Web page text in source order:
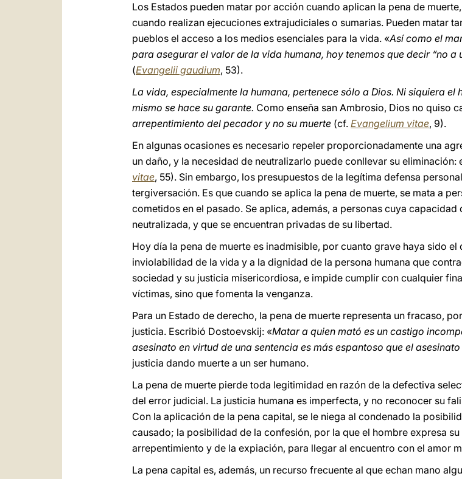
Los Estados pueden matar por acción cuando aplican la pena de
cuando realizan ejecuciones extrajudiciales o sumarias. Pueden matar
pueblos el acceso a los medios esenciales para la vida. «Así como el
para asegurar el valor de la vida humana, hoy tenemos que decir “no
(Evangelii gaudium, 53).
La vida, especialmente la humana, pertenece sólo a Dios. Ni siquiera
mismo se hace su garante. Como enseña san Ambrosio, Dios no quiso
arrepentimiento del pecador y no su muerte (cf. Evangelium vitae, 9).
En algunas ocasiones es necesario repeler proporcionadamente una
un daño, y la necesidad de neutralizarlo puede conllevar su eliminación:
vitae, 55). Sin embargo, los presupuestos de la legítima defensa
tergiversación. Es que cuando se aplica la pena de muerte, se mata a
cometidos en el pasado. Se aplica, además, a personas cuya
neutralizada, y que se encuentran privadas de su libertad.
Hoy día la pena de muerte es inadmisible, por cuanto grave haya sido
inviolabilidad de la vida y a la dignidad de la persona humana que
sociedad y su justicia misericordiosa, e impide cumplir con cualquier
víctimas, sino que fomenta la venganza.
Para un Estado de derecho, la pena de muerte representa un fracaso,
justicia. Escribió Dostoevskij: «Matar a quien mató es un castigo
asesinato en virtud de una sentencia es más espantoso que el
justicia dando muerte a un ser humano.
La pena de muerte pierde toda legitimidad en razón de la defectiva
del error judicial. La justicia humana es imperfecta, y no reconocer su
Con la aplicación de la pena capital, se le niega al condenado la
causado; la posibilidad de la confesión, por la que el hombre expresa
arrepentimiento y de la expiación, para llegar al encuentro con el amor
La pena capital es, además, un recurso frecuente al que echan mano